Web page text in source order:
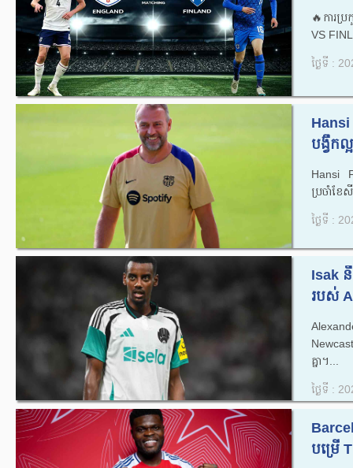
🔥ការប្
VS
ថ្ងៃទី :
Hansi
បង្វឹកល្
Hansi
ប្រចាំ​ខែ​
ថ្ងៃទី :
Isak
របស់
គ្នា។...
ថ្ងៃទី :
បម្រើ